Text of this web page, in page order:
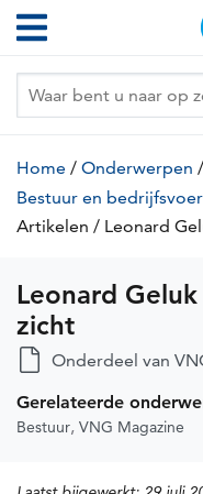
Overslaan
en
naar
inhoud
Hoofdnavigatie
Leonard
Geluk
De
komt
in
zicht
Kruimelpad
Home / Onderwerpen /
Bestuur en
Artikelen (huidige
/ Leonard
Leonard
zicht
Onderdeel van
Gerelateerde
Bestuur VNG Magazine